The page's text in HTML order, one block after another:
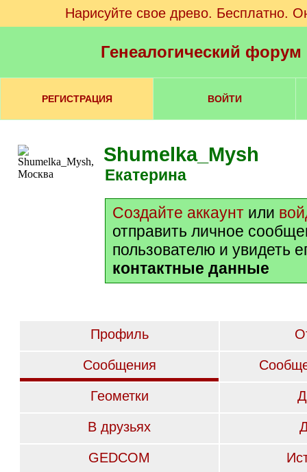
Нарисуйте свое древо. Бесплатно.
Генеалогический
РЕГИСТРАЦИЯ ВОЙТИ
Shumelka_Mysh
Екатерина
Создайте аккаунт или
отправить личное
пользователю и увидеть
контактные данные
Профиль
Сообщения
Геометки
В друзьях
GEDCOM